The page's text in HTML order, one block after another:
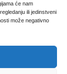
će nam
ili jedinstveni
može negativno